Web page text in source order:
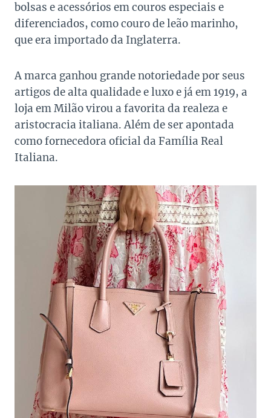
bolsas e acessórios em couros especiais e
diferenciados, como couro de leão marinho,
que era importado da Inglaterra.
A marca ganhou grande notoriedade por seus
artigos de alta qualidade e luxo e já em 1919, a
loja em Milão virou a favorita da realeza e
aristocracia italiana. Além de ser apontada
como fornecedora oficial da Família Real
Italiana.